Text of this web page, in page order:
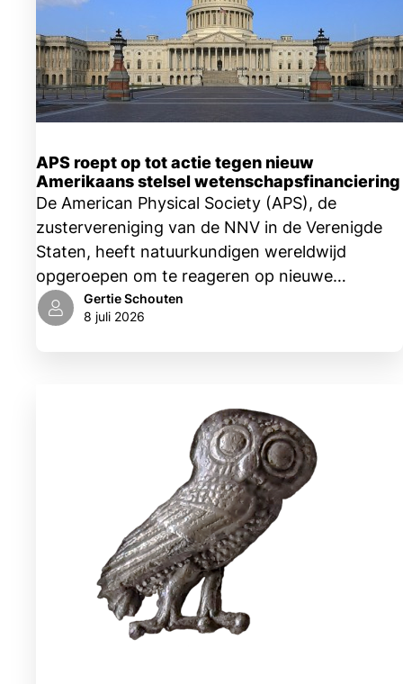
APS roept op tot actie tegen nieuw
Amerikaans stelsel wetenschapsfinanciering
De American Physical Society (APS), de
zustervereniging van de NNV in de Verenigde
Staten, heeft natuurkundigen wereldwijd
opgeroepen om te reageren op nieuwe
wetgeving, die volgens de APS de integriteit
van wetenschapsfinanciering en
Gertie Schouten
8 juli 2026